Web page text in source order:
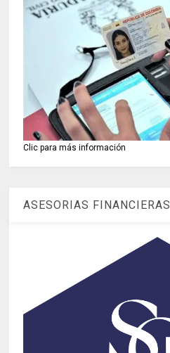
Clic para más información
ASESORIAS FINANCIERAS